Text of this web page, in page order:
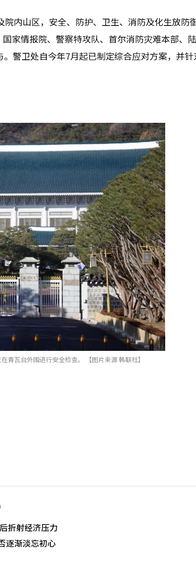
内山区，安全、防护、卫生、消防及化生放防
家情报院、警察特攻队、首尔消防灾难本部、
警卫处自今年7月起已制定综合应对方案，并针
青瓦台外围进行安全检查。 【图片来源 韩联社】
折射经济压力
逐渐淡忘初心